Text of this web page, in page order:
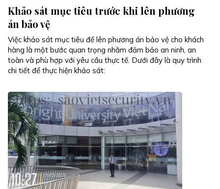
Khảo sát mục tiêu trước khi lên phương
án bảo vệ
Việc khảo sát mục tiêu để lên phương án bảo vệ cho khách
hàng là một bước quan trọng nhằm đảm bảo an ninh, an
toàn và phù hợp với yêu cầu thực tế. Dưới đây là quy trình
chi tiết để thực hiện khảo sát: